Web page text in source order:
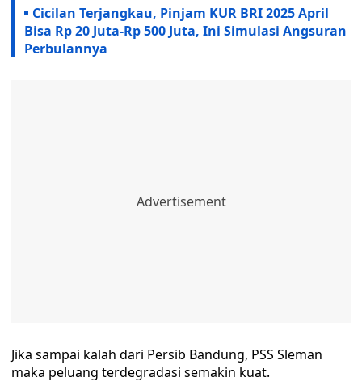
Cicilan Terjangkau, Pinjam KUR BRI 2025 April
Bisa Rp 20 Juta-Rp 500 Juta, Ini Simulasi Angsuran
Perbulannya
Jika sampai kalah dari Persib Bandung, PSS Sleman
maka peluang terdegradasi semakin kuat.